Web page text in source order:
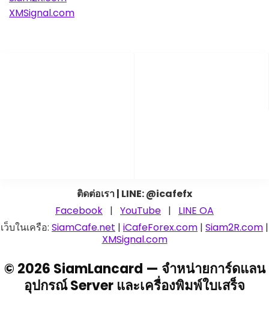
XMSignal.com
ติดต่อเรา | LINE: @icafefx
Facebook | YouTube |
LINE OA
เว็บในเครือ: SiamCafe.net | iCafeForex.com | Siam2R.com |
XMSignal.com
© 2026 SiamLancard — จำหน่ายการ์ดแลน
อุปกรณ์ Server และเครื่องพิมพ์ใบเสร็จ